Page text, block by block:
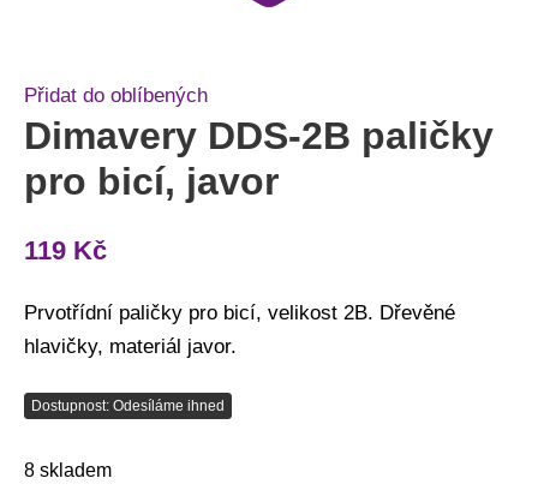
Přidat do oblíbených
Dimavery DDS-2B paličky
pro bicí, javor
119 Kč
Prvotřídní paličky pro bicí, velikost 2B. Dřevěné
hlavičky, materiál javor.
Dostupnost: Odesíláme ihned
8 skladem